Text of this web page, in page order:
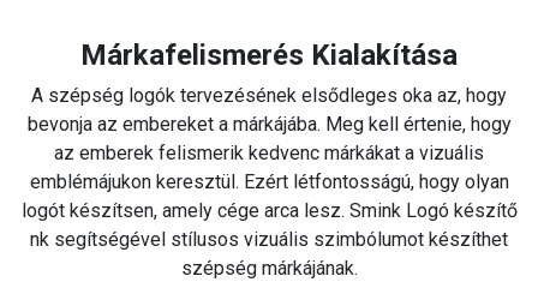
Márkafelismerés Kialakítása
A szépség logók tervezésének elsődleges oka az, hogy
bevonja az embereket a márkájába. Meg kell értenie, hogy
az emberek felismerik kedvenc márkákat a vizuális
emblémájukon keresztül. Ezért létfontosságú, hogy olyan
logót készítsen, amely cége arca lesz. Smink Logó készítő
nk segítségével stílusos vizuális szimbólumot készíthet
szépség márkájának.